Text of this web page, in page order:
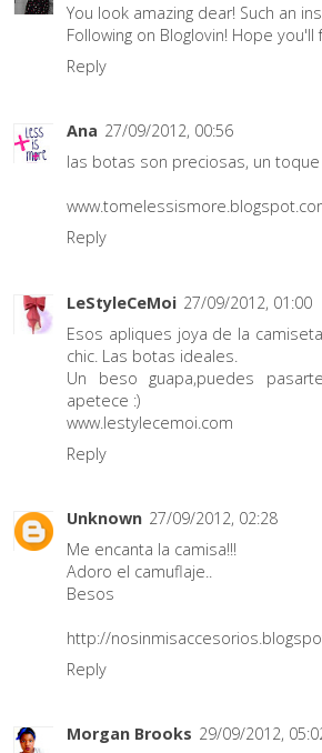
You look amazing dear! Such an
Following on Bloglovin! Hope you'll
Reply
Ana 27/09/2012, 00:56
las botas son preciosas, un
Reply
LeStyleCeMoi 27/09/2012, 01:00
Esos apliques joya de la
chic. Las botas ideales.
Un beso guapa,puedes
apetece :)
www.lestylecemoi.com
Reply
Unknown 27/09/2012, 02:28
Me encanta la camisa!!!
Adoro el camuflaje..
Besos
http://
Reply
Morgan Brooks 29/09/2012,